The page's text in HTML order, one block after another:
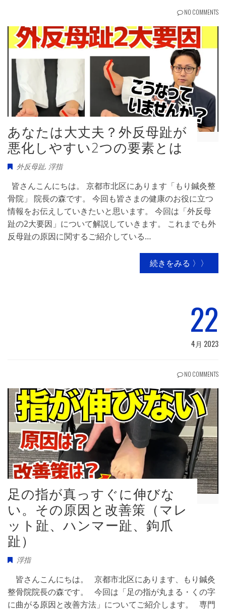
NO COMMENTS
あなたは大丈夫？外反母趾が
悪化しやすい2つの要素とは
外反母趾, 浮指
皆さんこんにちは。 京都市北区にあります「もり鍼灸整
骨院」 院長の森です。 今回も皆さまの健康のお役に立つ
情報をお伝えしていきたいと思います。 今回は「外反母
趾の2大要因」について解説していきます。 これまでも外
反母趾の原因に関するご紹介している…
続きをみる 〉〉
22
4月 2023
NO COMMENTS
足の指が真っすぐに伸びな
い。その原因と改善策（マレ
ット趾、ハンマー趾、鉤爪
趾）
浮指
皆さんこんにちは。 京都市北区にあります、もり鍼灸
整骨院院長の森です。 今回は「足の指が丸まる・くの字
に曲がる原因と改善方法」についてご紹介します。 専門